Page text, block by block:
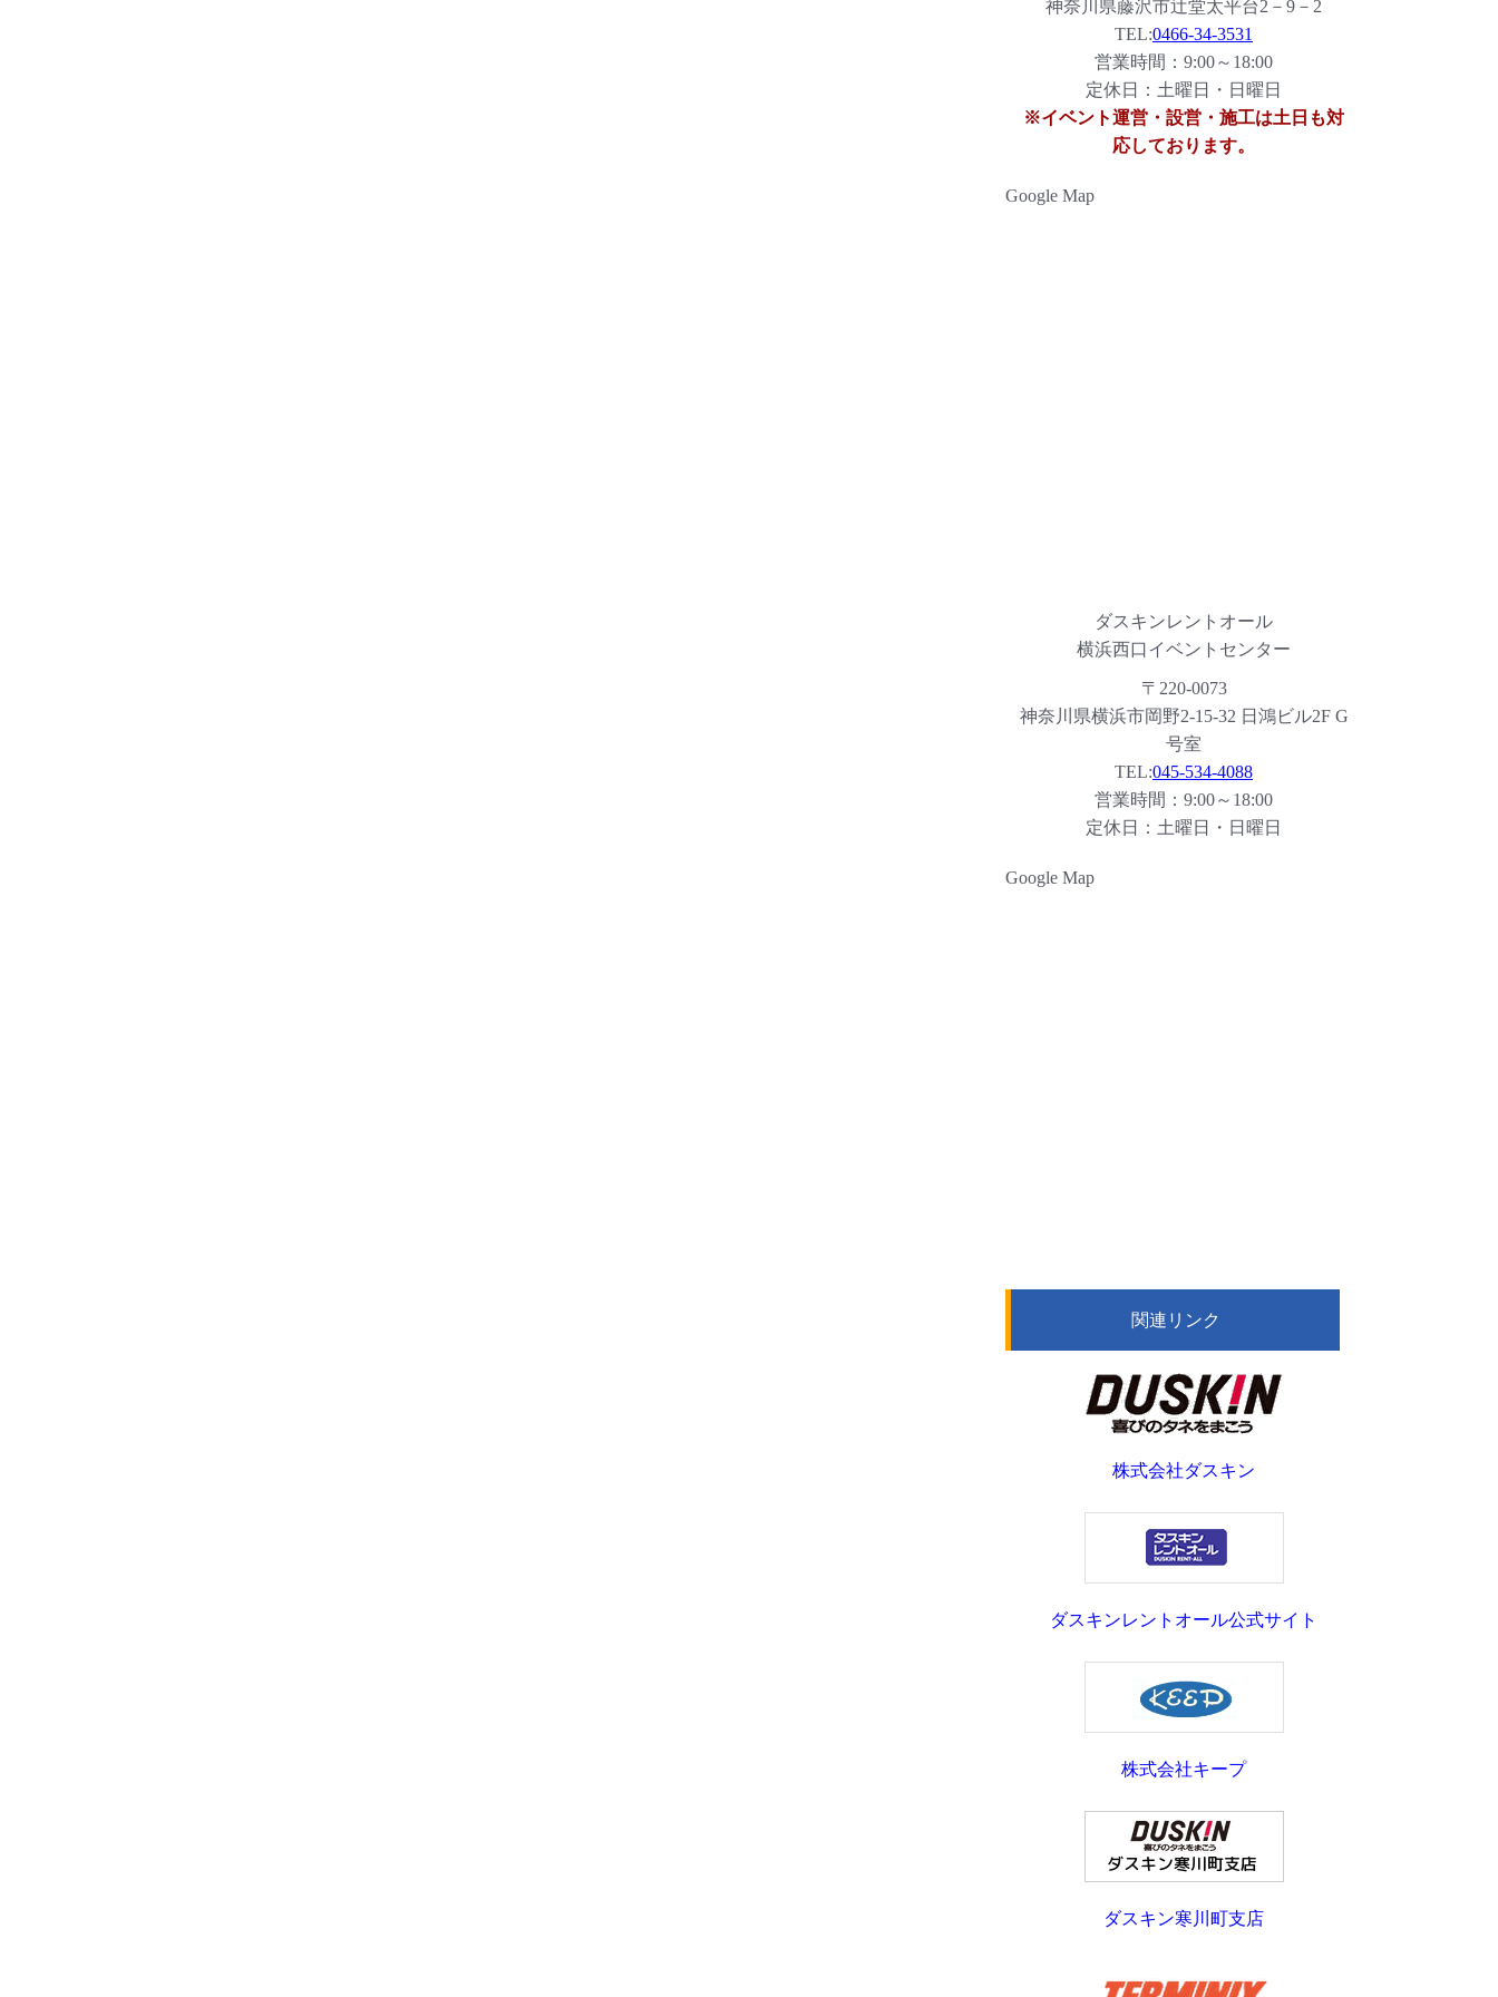
神奈川県藤沢市辻堂太平台2－9－2
TEL:0466-34-3531
営業時間：9:00～18:00
定休日：土曜日・日曜日
※イベント運営・設営・施工は土日も対
応しております。
Google Map
ダスキンレントオール
横浜西口イベントセンター
〒220-0073
神奈川県横浜市岡野2-15-32 日鴻ビル2F G
号室
TEL:045-534-4088
営業時間：9:00～18:00
定休日：土曜日・日曜日
Google Map
関連リンク
株式会社ダスキン
ダスキンレントオール公式サイト
株式会社キープ
ダスキン寒川町支店